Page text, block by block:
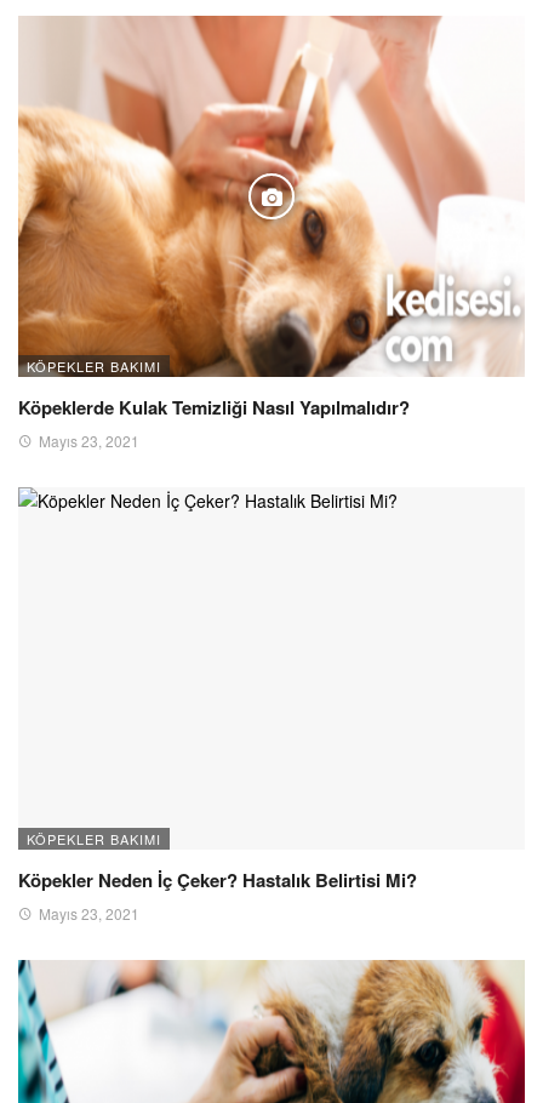
KÖPEKLER BAKIMI
Köpeklerde Kulak Temizliği Nasıl Yapılmalıdır?
Mayıs 23, 2021
KÖPEKLER BAKIMI
Köpekler Neden İç Çeker? Hastalık Belirtisi Mi?
Mayıs 23, 2021